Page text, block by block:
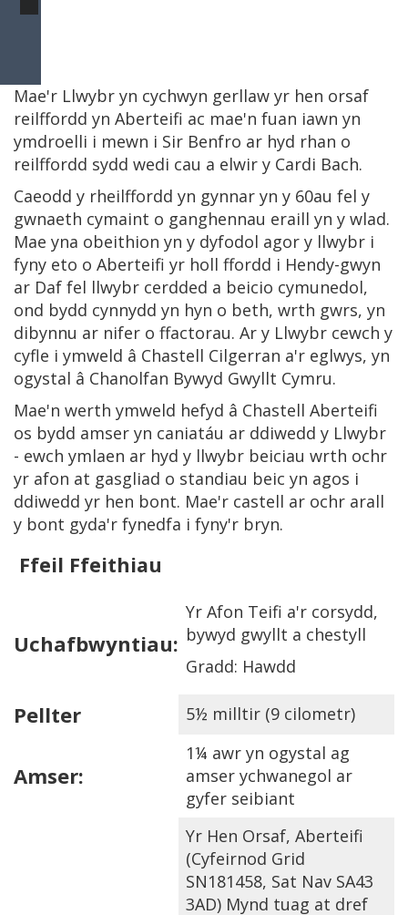
Mae'r Llwybr yn cychwyn gerllaw yr hen orsaf
reilffordd yn Aberteifi ac mae'n fuan iawn yn
ymdroelli i mewn i Sir Benfro ar hyd rhan o
reilffordd sydd wedi cau a elwir y Cardi Bach.
Caeodd y rheilffordd yn gynnar yn y 60au fel y
gwnaeth cymaint o ganghennau eraill yn y wlad.
Mae yna obeithion yn y dyfodol agor y llwybr i
fyny eto o Aberteifi yr holl ffordd i Hendy-gwyn
ar Daf fel llwybr cerdded a beicio cymunedol,
ond bydd cynnydd yn hyn o beth, wrth gwrs, yn
dibynnu ar nifer o ffactorau. Ar y Llwybr cewch y
cyfle i ymweld â Chastell Cilgerran a'r eglwys, yn
ogystal â Chanolfan Bywyd Gwyllt Cymru.
Mae'n werth ymweld hefyd â Chastell Aberteifi
os bydd amser yn caniatáu ar ddiwedd y Llwybr
- ewch ymlaen ar hyd y llwybr beiciau wrth ochr
yr afon at gasgliad o standiau beic yn agos i
ddiwedd yr hen bont. Mae'r castell ar ochr arall
y bont gyda'r fynedfa i fyny'r bryn.
Ffeil Ffeithiau
Uchafbwyntiau:
Yr Afon Teifi a'r corsydd,
bywyd gwyllt a chestyll
Gradd: Hawdd
Pellter 5½ milltir (9 cilometr)
Amser:
1¼ awr yn ogystal ag
amser ychwanegol ar
gyfer seibiant
Yr Hen Orsaf, Aberteifi
(Cyfeirnod Grid
SN181458, Sat Nav SA43
3AD) Mynd tuag at dref